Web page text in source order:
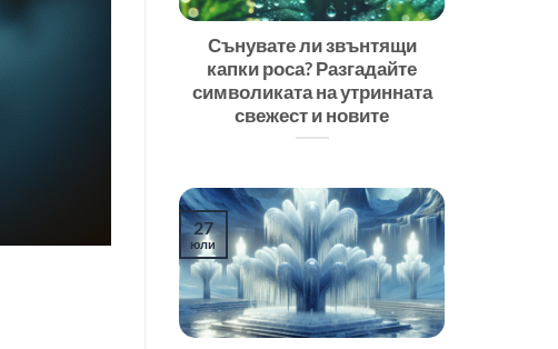
Сънувате ли звънтящи
капки роса? Разгадайте
символиката на утринната
свежест и новите
27
юли